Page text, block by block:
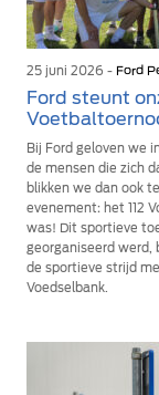
25 juni 2026 - Ford
Ford steunt
Bij Ford geloven we
de mensen die zich
blikken we dan ook
evenement: het 112
was! Dit sportieve
georganiseerd werd,
de sportieve strijd
Voedselbank.